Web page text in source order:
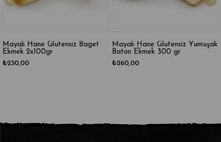
Glutensiz Baget
Mayalı Hane Glutensiz Yumuşak
Baton Ekmek 300 gr
Mayalı